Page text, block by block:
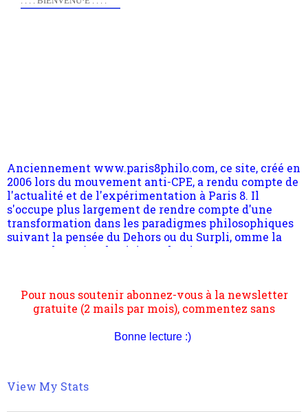
transformation dans les paradigmes philosophiques
suivant la pensée du Dehors ou du Surpli, omme la
nomme les métaphysiciens classique. Nous avons
quant à nous déjà basculé d'emblée dans la modernité
quantique, résolvant la plupart des impasses
philosophique du WWe siècle. Cette pensée hors
contrat est la marque d'une complexité, riche de
choses.
Pour nous soutenir abonnez-vous à la newsletter
vous le pouvez faîtes des liens depuis votre site.
Bonne lecture :)
View My Stats